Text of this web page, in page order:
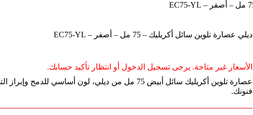
ديلي عصارة تلوين سائل أكريليك – 75 مل – أصفر – EC75-YL
الأسعار غير متاحة. يرجى تسجيل الدخول أو انتظار تأكيد حسابك.
عصارة تلوين أكريليك سائل أبيض 75 مل من ديلي، لون أساسي للدمج
فنونك.